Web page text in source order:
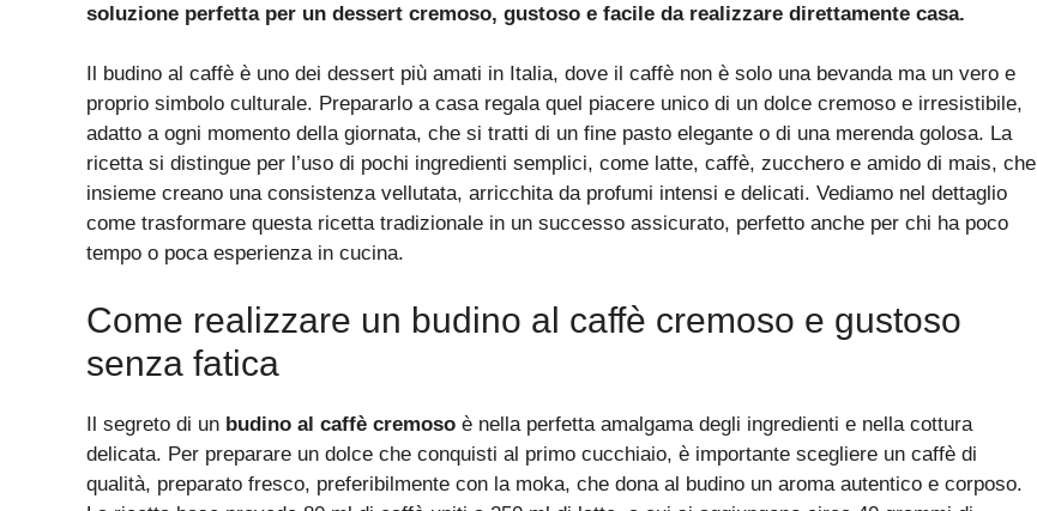
soluzione perfetta per un dessert cremoso, gustoso e facile da realizzare direttamente casa.
Il budino al caffè è uno dei dessert più amati in Italia, dove il caffè non è solo una bevanda ma un vero e
proprio simbolo culturale. Prepararlo a casa regala quel piacere unico di un dolce cremoso e irresistibile,
adatto a ogni momento della giornata, che si tratti di un fine pasto elegante o di una merenda golosa. La
ricetta si distingue per l’uso di pochi ingredienti semplici, come latte, caffè, zucchero e amido di mais, che
insieme creano una consistenza vellutata, arricchita da profumi intensi e delicati. Vediamo nel dettaglio
come trasformare questa ricetta tradizionale in un successo assicurato, perfetto anche per chi ha poco
tempo o poca esperienza in cucina.
Come realizzare un budino al caffè cremoso e gustoso
senza fatica
Il segreto di un budino al caffè cremoso è nella perfetta amalgama degli ingredienti e nella cottura
delicata. Per preparare un dolce che conquisti al primo cucchiaio, è importante scegliere un caffè di
qualità, preparato fresco, preferibilmente con la moka, che dona al budino un aroma autentico e corposo.